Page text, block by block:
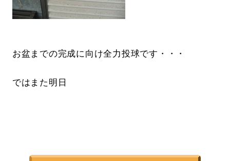
お盆までの完成に向け全力投球です・・・
ではまた明日